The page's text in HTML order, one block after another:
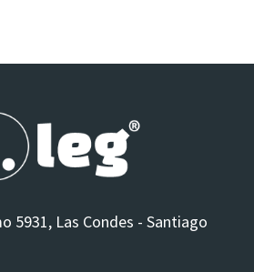
5931, Las Condes - Santiago